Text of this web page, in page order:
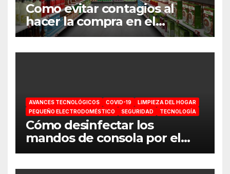
Como evitar contagios al
hacer la compra en el
supermercado
AVANCES TECNOLÓGICOS COVID-19
LIMPIEZA DEL HOGAR
PEQUEÑO ELECTRODOMÉSTICO
SEGURIDAD TECNOLOGÍA
Cómo desinfectar los
mandos de consola por el
coronavirus